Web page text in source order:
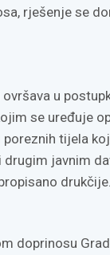
rješenje se
u
se uređuje
poreznih tijela
javnim
drukčije.
doprinosu